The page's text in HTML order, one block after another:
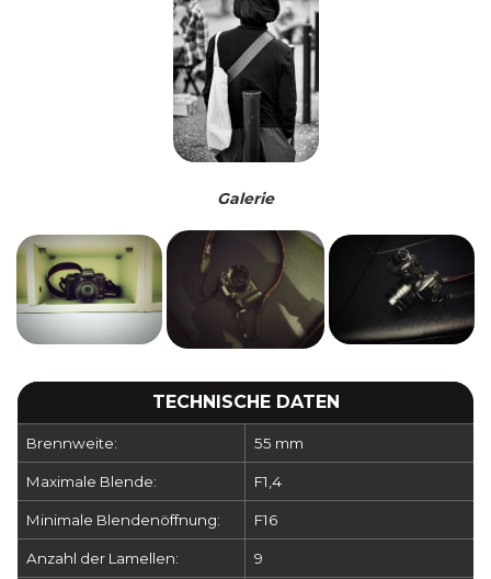
Galerie
TECHNISCHE DATEN
Brennweite: 55 mm
Maximale Blende: F1,4
Minimale Blendenöffnung: F16
Anzahl der Lamellen: 9